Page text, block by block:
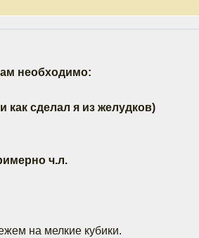
необходимо:
как сделал я из желудков)
ч.л.
на мелкие кубики.